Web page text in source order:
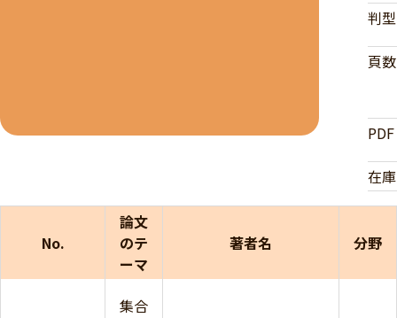
判型
頁数
PDF
在庫
No.
論文
のテ
ーマ
著者名 分野
集合